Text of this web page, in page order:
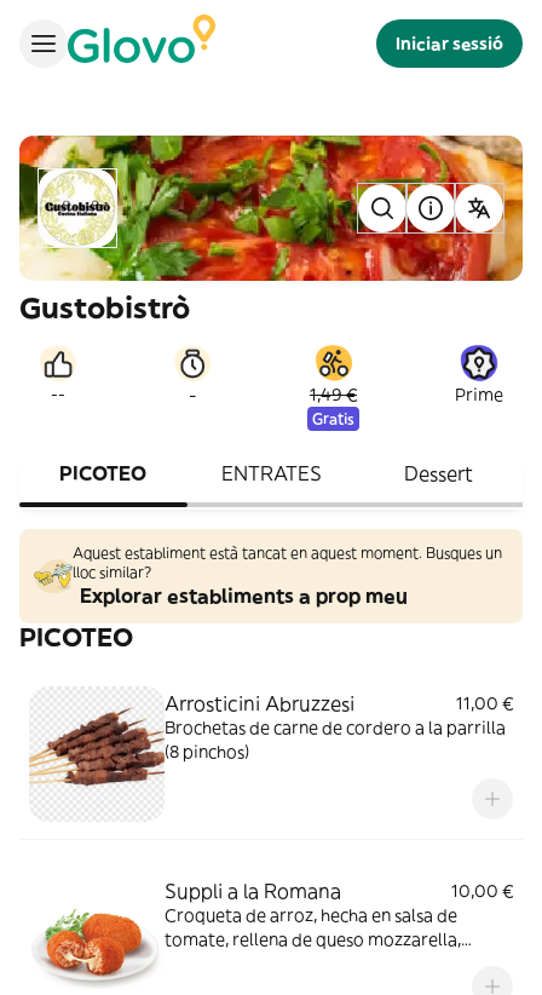
Iniciar sessió
Gustobistrò
-- - 1,49 €
Gratis
Prime
PICOTEO ENTRATES Dessert
Aquest establiment està tancat en aquest moment. Busques un
lloc similar?
Explorar establiments a prop meu
PICOTEO
Arrosticini Abruzzesi
11,00 €
Brochetas de carne de cordero a la parrilla
(8 pinchos)
Suppli a la Romana
10,00 €
Croqueta de arroz, hecha en salsa de
tomate, rellena de queso mozzarella,